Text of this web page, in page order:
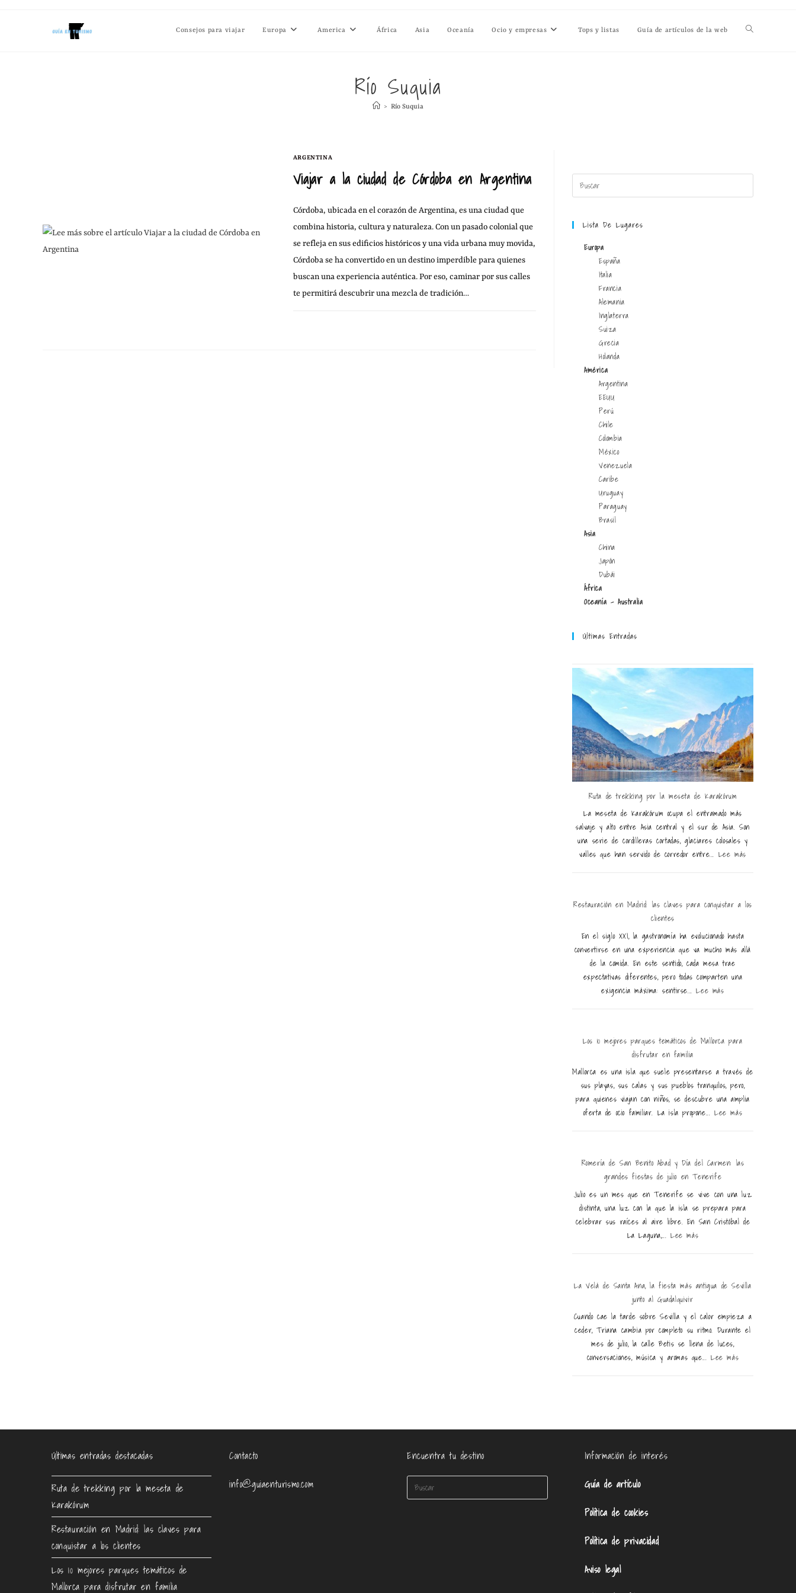
Consejos para viajar Europa America África Asia Oceanía Ocio y empresas Tops y listas Guía de artículos de la web
Río Suquia
> Río Suquia
ARGENTINA
Viajar a la ciudad de Córdoba en Argentina
Córdoba, ubicada en el corazón de Argentina, es una ciudad que
combina historia, cultura y naturaleza. Con un pasado colonial que
se refleja en sus edificios históricos y una vida urbana muy movida,
Córdoba se ha convertido en un destino imperdible para quienes
buscan una experiencia auténtica. Por eso, caminar por sus calles
te permitirá descubrir una mezcla de tradición…
Lista De Lugares
Europa
España
Italia
Francia
Alemania
Inglaterra
Suiza
Grecia
Holanda
América
Argentina
EEUU
Perú
Chile
Colombia
México
Venezuela
Caribe
Uruguay
Paraguay
Brasil
Asia
China
Japón
Dubái
África
Oceanía - Australia
Últimas Entradas
Ruta de trekking por la meseta de Karakórum
La meseta de Karakórum ocupa el entramado más
salvaje y alto entre Asia central y el sur de Asia. Son
una serie de cordilleras cortadas, glaciares colosales y
valles que han servido de corredor entre... Lee más
Restauración en Madrid: las claves para conquistar a los
clientes
En el siglo XXI, la gastronomía ha evolucionado hasta
convertirse en una experiencia que va mucho más allá
de la comida. En este sentido, cada mesa trae
expectativas diferentes, pero todas comparten una
exigencia máxima: sentirse...Lee más
Los 10 mejores parques temáticos de Mallorca para
disfrutar en familia
Mallorca es una isla que suele presentarse a través de
sus playas, sus calas y sus pueblos tranquilos, pero,
para quienes viajan con niños, se descubre una amplia
oferta de ocio familiar. La isla propone...Lee más
Romería de San Benito Abad y Día del Carmen: las
grandes fiestas de julio en Tenerife
Julio es un mes que en Tenerife se vive con una luz
distinta, una luz con la que la isla se prepara para
celebrar sus raíces al aire libre. En San Cristóbal de
La Laguna,...Lee más
La Velá de Santa Ana, la fiesta más antigua de Sevilla
junto al Guadalquivir
Cuando cae la tarde sobre Sevilla y el calor empieza a
ceder, Triana cambia por completo su ritmo. Durante el
mes de julio, la calle Betis se llena de luces,
conversaciones, música y aromas que...Lee más
Últimas entradas destacadas
Ruta de trekking por la meseta de
Karakórum
Restauración en Madrid: las claves para
conquistar a los clientes
Los 10 mejores parques temáticos de
Mallorca para disfrutar en familia
Contacto
info@guiaenturismo.com
Encuentra tu destino
Información de interés
Guía de artículo
Política de cookies
Política de privacidad
Aviso legal